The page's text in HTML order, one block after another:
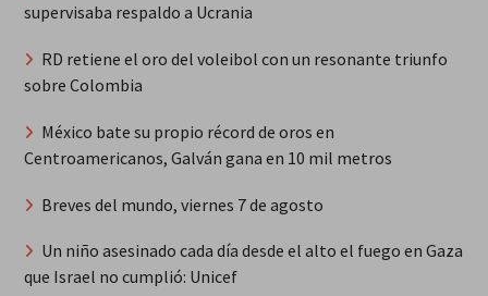
supervisaba respaldo a Ucrania
RD retiene el oro del voleibol con un resonante triunfo
sobre Colombia
México bate su propio récord de oros en
Centroamericanos, Galván gana en 10 mil metros
Breves del mundo, viernes 7 de agosto
Un niño asesinado cada día desde el alto el fuego en Gaza
que Israel no cumplió: Unicef